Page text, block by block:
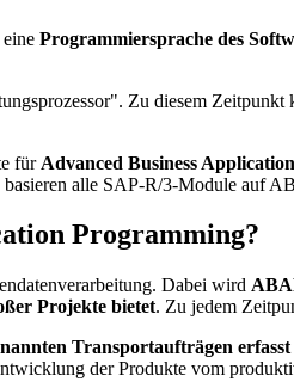
Programmiersprache des
Zu diesem Zeitpunkt
für Advanced Business
alle SAP-R/3-Module auf
Programming?
Dabei wird
Projekte bietet. Zu jedem
Transportaufträgen erfasst
der Produkte vom